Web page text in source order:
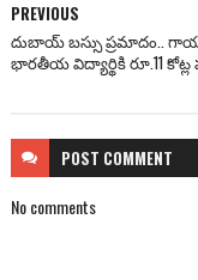
PREVIOUS
దుబాయ్ బస్సు ప్రమాదం..
భారతీయ విద్యార్థికి రూ.11
POST COMMENT
No comments